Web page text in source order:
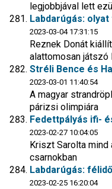
legjobbjával lett
Labdarúgás:
2023-03-04 17:31:15
Reznek Donát
alattomosan játszó
Stréli Bence és
2023-03-01 11:40:54
A magyar
párizsi olimpiára
Fedettpályás ifi-
2023-02-27 10:04:05
Kriszt Sarolta
csarnokban
Labdarúgás:
2023-02-25 16:20:04